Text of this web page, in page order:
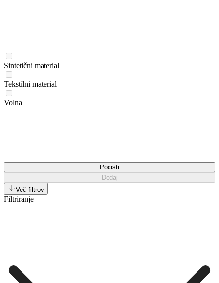
Sintetični material
Tekstilni material
Volna
Počisti
Dodaj
Več filtrov
Filtriranje